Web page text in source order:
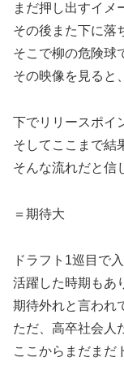
まだ押し出すイメ
その後また下に落
そこで柳の危険球
その映像を見ると
下でリリースポイ
そしてここまで結
そんな流れだと信
＝期待大
ドラフト1巡目で入
活躍した時期もあ
期待外れと言われ
ただ、高卒社会人
ここからまだまだ